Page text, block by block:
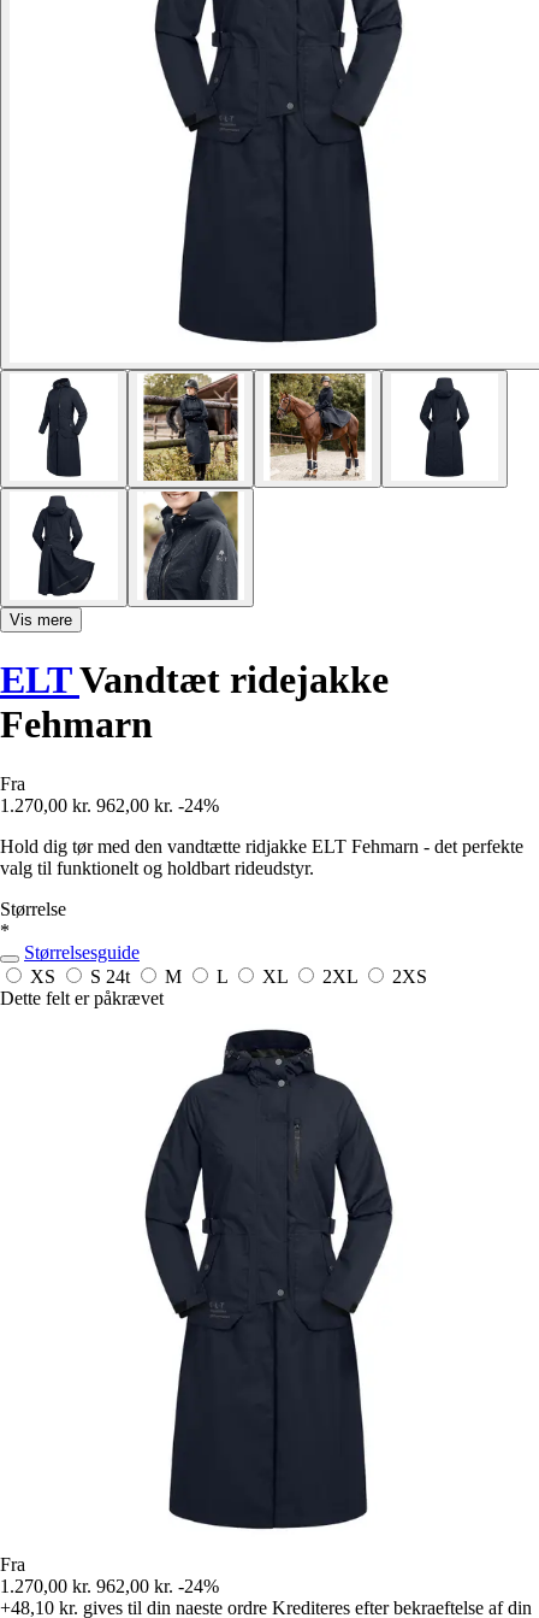
Vis mere
ELTVandtæt ridejakke
Fehmarn
Fra
1.270,00 kr. 962,00 kr. -24%
Hold dig tør med den vandtætte ridjakke ELT Fehmarn - det perfekte
valg til funktionelt og holdbart rideudstyr.
Størrelse
*
Størrelsesguide
XS
S 24t M L XL 2XL
2XS
Dette felt er påkrævet
Fra
1.270,00 kr. 962,00 kr. -24%
+48,10 kr. gives til din naeste ordre Krediteres efter bekraeftelse af din